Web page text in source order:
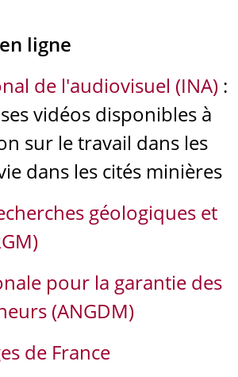
ligne
de l'audiovisuel (INA) :
vidéos disponibles à
sur le travail dans les
dans les cités minières
géologiques et
pour la garantie des
(ANGDM)
de France